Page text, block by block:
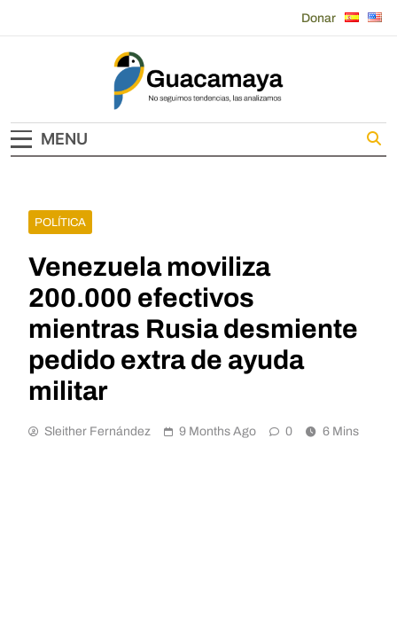
Donar
Guacamaya
MENU
POLÍTICA
Venezuela moviliza
200.000 efectivos
mientras Rusia desmiente
pedido extra de ayuda
militar
Sleither Fernández 9 Months Ago 0 6 Mins